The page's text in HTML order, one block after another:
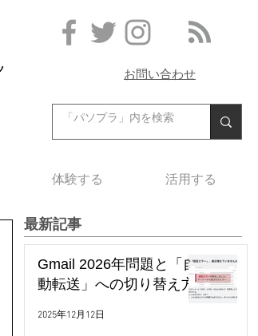
お問い合わせ
体験する 活用する
最新記事
Gmail 2026年問題と「自
動転送」への切り替え方
2025年12月12日